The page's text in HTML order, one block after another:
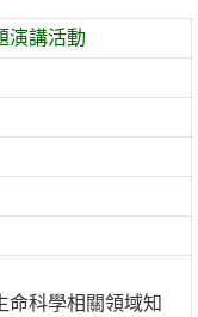
演講活動
命科學相關領域知